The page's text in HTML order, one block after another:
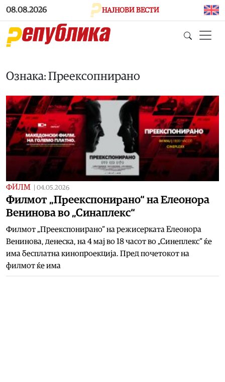
Skip to main content
08.08.2026 НАЈНОВИ ВЕСТИ
Ознака: Преексопнирано
ФИЛМ 04.05.2026
Филмот „Преекспонирано“ на Елеонора
Венинова во „Синаплекс“
Филмот „Преекспонирано“ на режисерката Елеонора
Венинова, денеска, на 4 мај во 18 часот во „Синеплекс“ ќе
има бесплатна кинопроекција. Пред почетокот на
филмот ќе има